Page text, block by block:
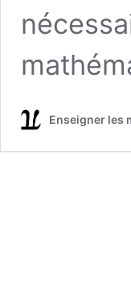
Enseigner les